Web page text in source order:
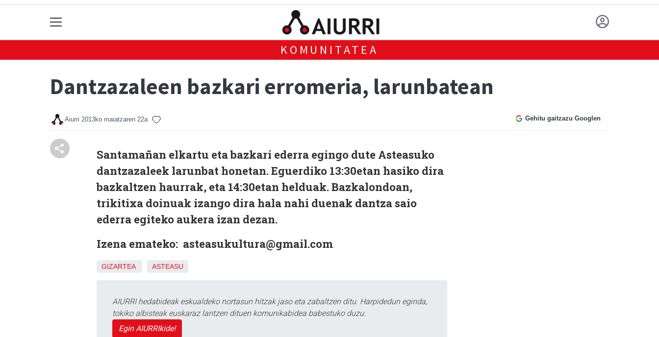
KOMUNITATEA
Dantzazaleen bazkari erromeria, larunbatean
Aiurri 2013ko maiatzaren 22a Gehitu gaitzazu Googlen
Santamañan elkartu eta bazkari ederra egingo dute Asteasuko
dantzazaleek larunbat honetan. Eguerdiko 13:30etan hasiko dira
bazkaltzen haurrak, eta 14:30etan helduak. Bazkalondoan,
trikitixa doinuak izango dira hala nahi duenak dantza saio
ederra egiteko aukera izan dezan.
Izena emateko: asteasukultura@gmail.com
GIZARTEA ASTEASU
AIURRI hedabideak eskualdeko nortasun hitzak jaso eta zabaltzen ditu. Harpidedun eginda,
tokiko albisteak euskaraz lantzen dituen komunikabidea babestuko duzu.
Egin AIURRIkide!